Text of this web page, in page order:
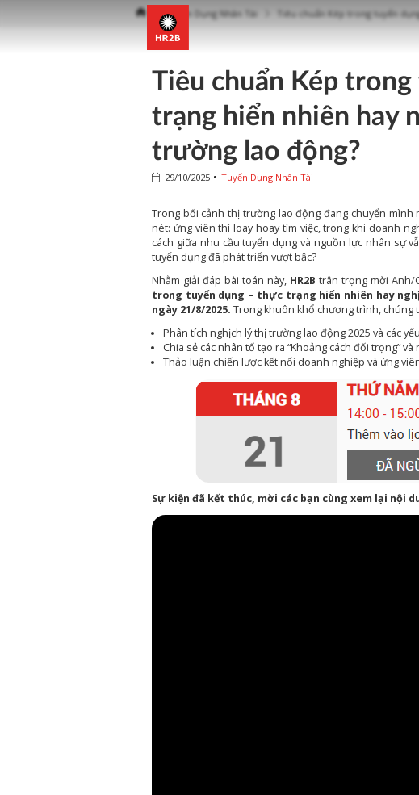
Tuyển Dụng Nhân Tài Tiêu chuẩn Kép trong tuyển
Tiêu chuẩn Kép
trạng hiển nhiên hay
trường lao động?
29/10/2025 Tuyển Dụng Nhân Tài
Trong bối cảnh thị trường lao động đang chuyển
nét: ứng viên thì loay hoay tìm việc, trong khi doanh
cách giữa nhu cầu tuyển dụng và nguồn lực nhân sự
tuyển dụng đã phát triển vượt bậc?
Nhằm giải đáp bài toán này, HR2B trân trọng mời Anh/
trong tuyển dụng – thực trạng hiển nhiên hay
ngày 21/8/2025. Trong khuôn khổ chương trình, chúng
Phân tích nghịch lý thị trường lao động 2025 và các
Chia sẻ các nhân tố tạo ra “Khoảng cách đối trọng”
Thảo luận chiến lược kết nối doanh nghiệp và ứng
Sự kiện đã kết thúc, mời các bạn cùng xem lại nội